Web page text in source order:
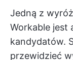
Jedną z
Workable jest
kandydatów.
przewidzieć